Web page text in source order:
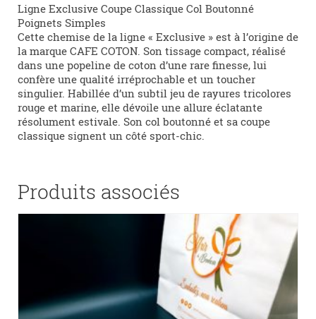
Ligne Exclusive Coupe Classique Col Boutonné
Poignets Simples
Cette chemise de la ligne « Exclusive » est à l’origine de
la marque CAFE COTON. Son tissage compact, réalisé
dans une popeline de coton d’une rare finesse, lui
confère une qualité irréprochable et un toucher
singulier. Habillée d’un subtil jeu de rayures tricolores
rouge et marine, elle dévoile une allure éclatante
résolument estivale. Son col boutonné et sa coupe
classique signent un côté sport-chic.
Produits associés